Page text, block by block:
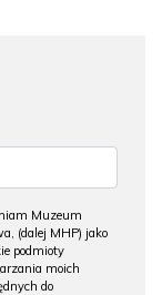
Muzeum
(dalej MHP) jako
podmioty
moich
do